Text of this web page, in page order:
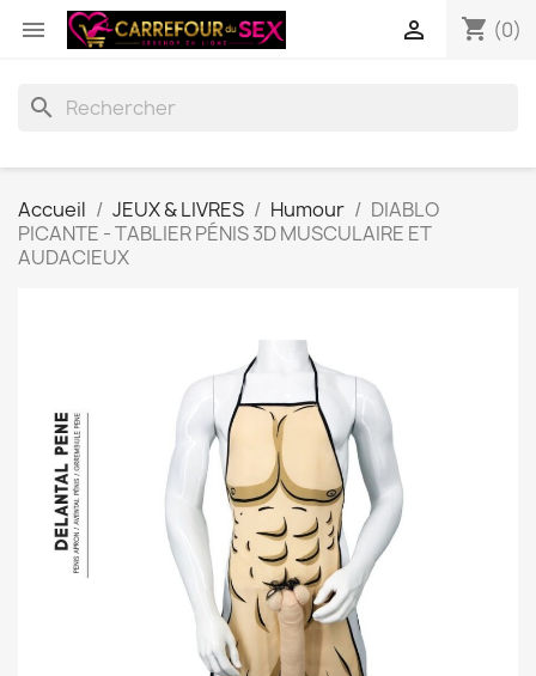
 shopping_cart (0)

search
Accueil JEUX & LIVRES Humour
DIABLO
PICANTE - TABLIER PÉNIS 3D MUSCULAIRE ET
AUDACIEUX